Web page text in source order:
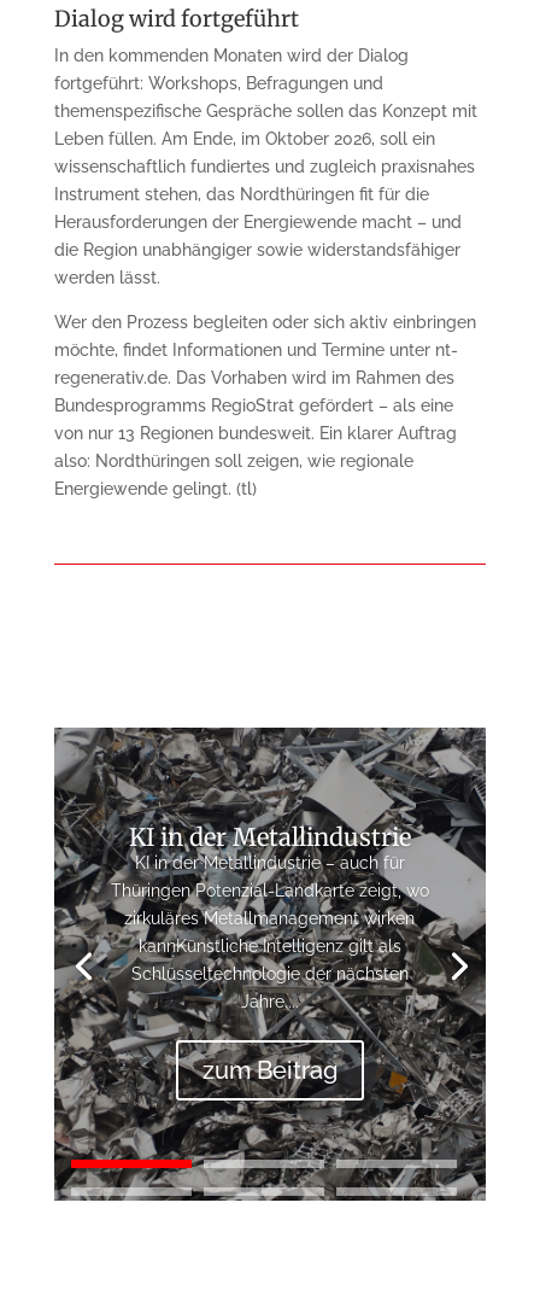
Dialog wird fortgeführt
In den kommenden Monaten wird der Dialog
fortgeführt: Workshops, Befragungen und
themenspezifische Gespräche sollen das Konzept mit
Leben füllen. Am Ende, im Oktober 2026, soll ein
wissenschaftlich fundiertes und zugleich praxisnahes
Instrument stehen, das Nordthüringen fit für die
Herausforderungen der Energiewende macht – und
die Region unabhängiger sowie widerstandsfähiger
werden lässt.
Wer den Prozess begleiten oder sich aktiv einbringen
möchte, findet Informationen und Termine unter nt-
regenerativ.de. Das Vorhaben wird im Rahmen des
Bundesprogramms RegioStrat gefördert – als eine
von nur 13 Regionen bundesweit. Ein klarer Auftrag
also: Nordthüringen soll zeigen, wie regionale
Energiewende gelingt. (tl)
KI in der Metallindustrie
KI in der Metallindustrie – auch für
Thüringen Potenzial-Landkarte zeigt, wo
zirkuläres Metallmanagement wirken
kannKünstliche Intelligenz gilt als
Schlüsseltechnologie der nächsten
Jahre....
zum Beitrag